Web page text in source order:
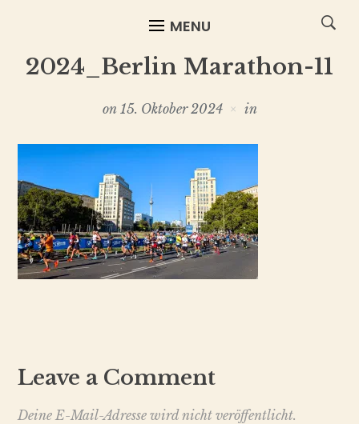
MENU
2024_Berlin Marathon-11
on 15. Oktober 2024 in
Leave a Comment
Deine E-Mail-Adresse wird nicht veröffentlicht.